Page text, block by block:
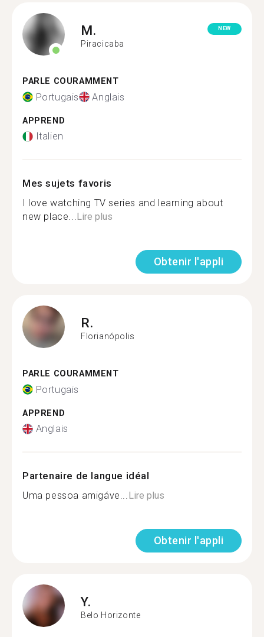
M.
Piracicaba
NEW
PARLE COURAMMENT
Portugais Anglais
APPREND
Italien
Mes sujets favoris
I love watching TV series and learning about
new place...Lire plus
Obtenir l'appli
R.
Florianópolis
PARLE COURAMMENT
Portugais
APPREND
Anglais
Partenaire de langue idéal
Uma pessoa amigáve...Lire plus
Obtenir l'appli
Y.
Belo Horizonte